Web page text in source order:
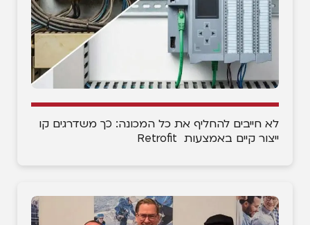
לא חייבים להחליף את כל המכונה: כך משדרגים קו
ייצור קיים באמצעות Retrofit